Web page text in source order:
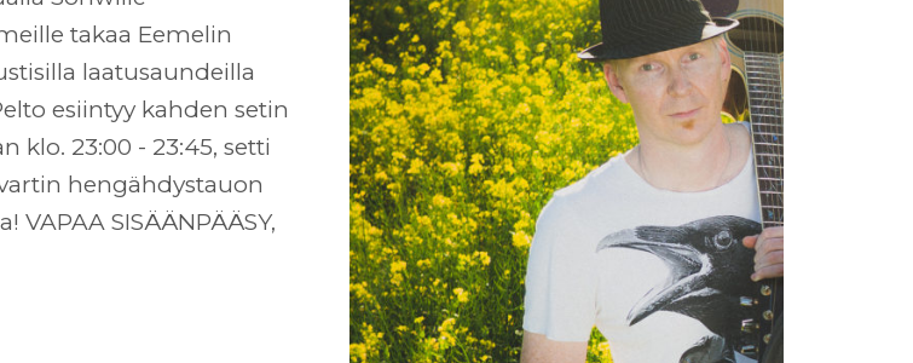
takaa Eemelin
laatusaundeilla
esiintyy kahden setin
klo. 23:00 - 23:45, setti
hengähdystauon
VAPAA SISÄÄNPÄÄSY,